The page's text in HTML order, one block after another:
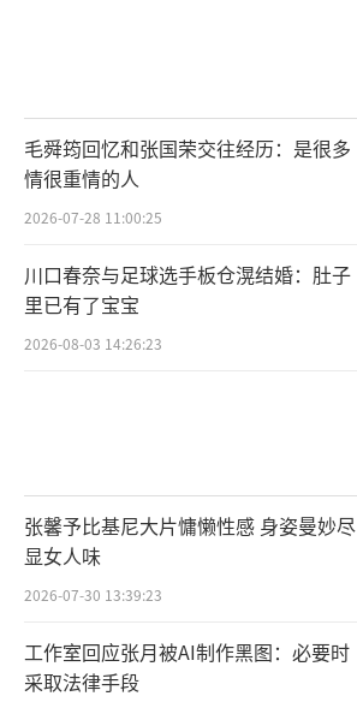
毛舜筠回忆和张国荣交往经历：是很多
情很重情的人
2026-07-28 11:00:25
川口春奈与足球选手板仓滉结婚：肚子
里已有了宝宝
2026-08-03 14:26:23
张馨予比基尼大片慵懒性感 身姿曼妙尽
显女人味
2026-07-30 13:39:23
工作室回应张月被AI制作黑图：必要时
采取法律手段